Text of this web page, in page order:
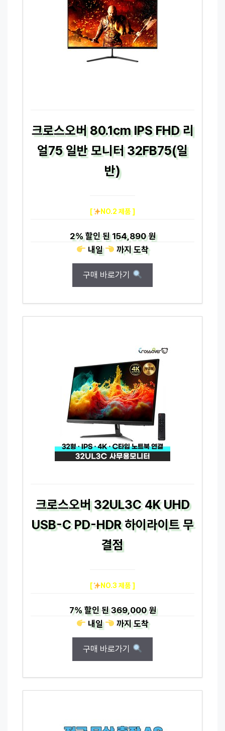
크로스오버 80.1cm IPS FHD 리
얼75 일반 모니터 32FB75(일
반)
[ NO.2 제품 ]
2%할인 된154,890 원
내일
까지도착
구매 바로가기
크로스오버 32UL3C 4K UHD
USB-C PD-HDR 하이라이트 무
결점
[ NO.3 제품 ]
7%할인 된369,000 원
내일
까지도착
구매 바로가기